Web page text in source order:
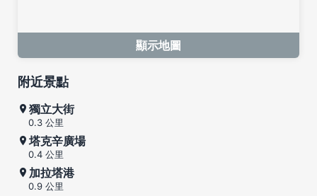
顯示地圖
附近景點
獨立大街
0.3 公里
塔克辛廣場
0.4 公里
加拉塔港
0.9 公里